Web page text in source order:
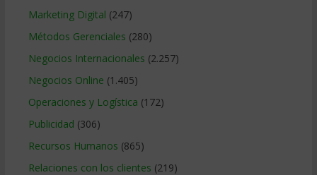
Marketing Digital (247)
Métodos Gerenciales (280)
Negocios Internacionales (2.257)
Negocios Online (1.405)
Operaciones y Logística (172)
Publicidad (306)
Recursos Humanos (865)
Relaciones con los clientes (219)